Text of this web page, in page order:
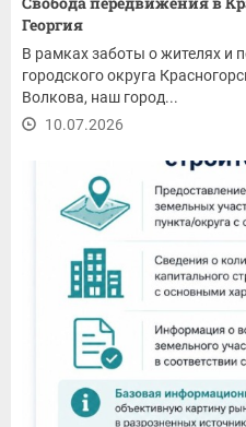
Георгия
В рамках заботы о жителях и
городского округа
Волкова, наш город...
10.07.2026